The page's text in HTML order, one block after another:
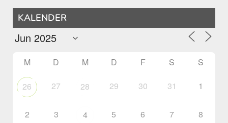
KALENDER
M D M D F S S
26 27 28 29 30 31 1
2 3 4 5 6 7 8